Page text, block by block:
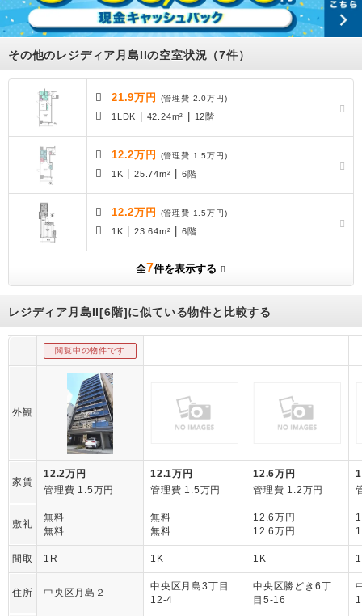
その他のレジディア月島IIの空室状況（7件）
21.9万円 (管理費 2.0万円)
1LDK | 42.24m² | 12階
12.2万円 (管理費 1.5万円)
1K |25.74m² |6階
12.2万円 (管理費 1.5万円)
1K |23.64m² |6階
全7件を表示する
レジディア月島II[6階]に似ている物件と比較する
閲覧中の物件です
外観
家賃
12.2万円
管理費 1.5万円
12.1万円
管理費 1.5万円
12.6万円
管理費 1.2万円
敷礼
無料
無料
無料
無料
12.6万円
12.6万円
間取 1R 1K 1K
住所 中央区月島２
中央区月島3丁目
12-4
中央区勝どき6丁
目5-16